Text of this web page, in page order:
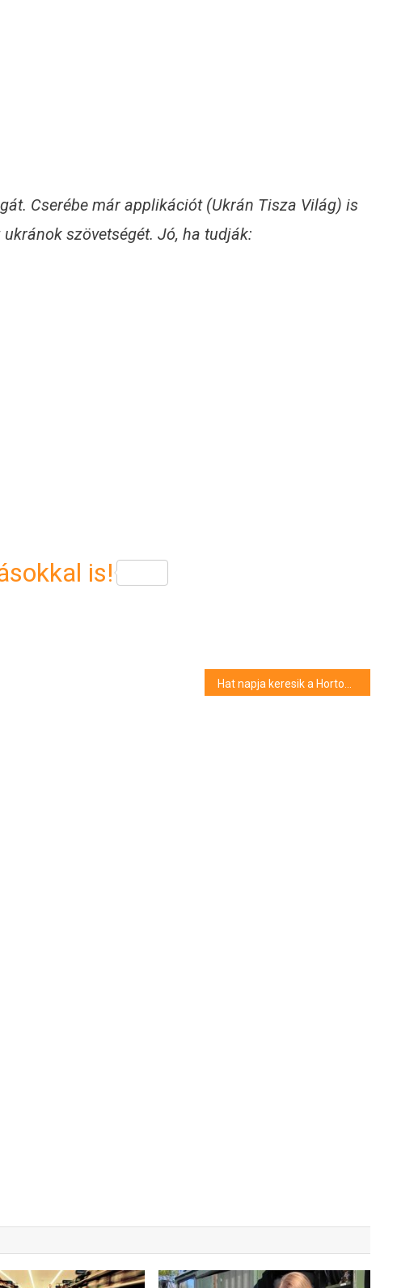
Cserébe már applikációt (Ukrán Tisza Világ) is
szövetségét. Jó, ha tudják:
is!